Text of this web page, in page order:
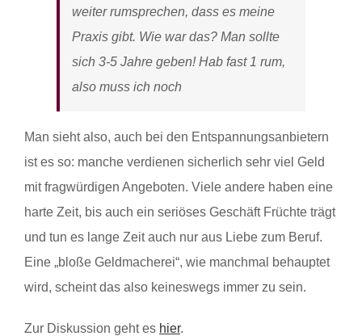
weiter rumsprechen, dass es meine
Praxis gibt. Wie war das? Man sollte
sich 3-5 Jahre geben! Hab fast 1 rum,
also muss ich noch
Man sieht also, auch bei den Entspannungsanbietern
ist es so: manche verdienen sicherlich sehr viel Geld
mit fragwürdigen Angeboten. Viele andere haben eine
harte Zeit, bis auch ein seriöses Geschäft Früchte trägt
und tun es lange Zeit auch nur aus Liebe zum Beruf.
Eine „bloße Geldmacherei“, wie manchmal behauptet
wird, scheint das also keineswegs immer zu sein.
Zur Diskussion geht es hier.